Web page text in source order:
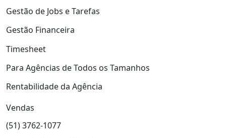
Gestão de Jobs e Tarefas
Gestão Financeira
Timesheet
Para Agências de Todos os Tamanhos
Rentabilidade da Agência
Vendas
(51) 3762-1077